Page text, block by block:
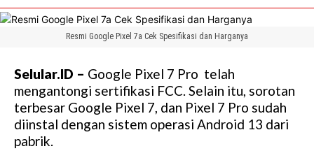
Resmi Google Pixel 7a Cek Spesifikasi dan Harganya
Selular.ID – Google Pixel 7 Pro telah
mengantongi sertifikasi FCC. Selain itu, sorotan
terbesar Google Pixel 7, dan Pixel 7 Pro sudah
diinstal dengan sistem operasi Android 13 dari
pabrik.